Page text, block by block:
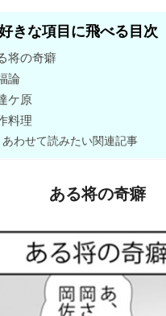
きな項目に飛べる目次
将の奇癖
論
ケ原
料理
あわせて読みたい関連記事
ある将の奇癖